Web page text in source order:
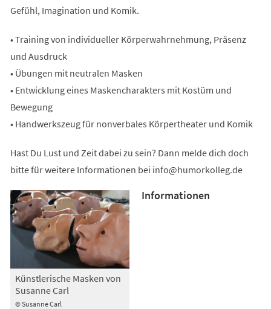
Gefühl, Imagination und Komik.
• Training von individueller Körperwahrnehmung, Präsenz
und Ausdruck
• Übungen mit neutralen Masken
• Entwicklung eines Maskencharakters mit Kostüm und
Bewegung
• Handwerkszeug für nonverbales Körpertheater und Komik
Hast Du Lust und Zeit dabei zu sein? Dann melde dich doch
bitte für weitere Informationen bei info humorkolleg de
© Susanne Carl
Künstlerische Masken von
Susanne Carl
Informationen